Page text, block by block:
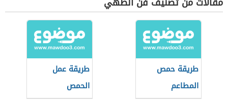
طريقة حمص
المطاعم
طريقة عمل
الحمص